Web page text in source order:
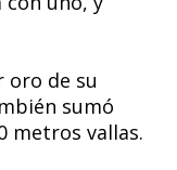
oro de su
sumó
metros vallas.